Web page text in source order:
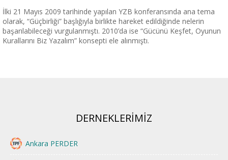
İlki 21 Mayıs 2009 tarihinde yapılan YZB konferansında ana tema
olarak, “Güçbirliği” başlığıyla birlikte hareket edildiğinde nelerin
başarılabileceği vurgulanmıştı. 2010’da ise “Gücünü Keşfet, Oyunun
Kurallarını Biz Yazalım” konsepti ele alınmıştı.
DERNEKLERİMİZ
Ankara PERDER